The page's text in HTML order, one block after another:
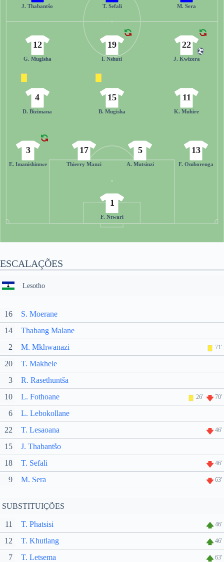
M. Sera
T. Sefali
J. Thabantṧo
1
F. Ntwari
3
E. Imanishimwe
17
Thierry Manzi
5
A. Mutsinzi
13
F. Omborenga
4
D. Bizimana
15
B. Mugisha
11
K. Muhire
12
G. Mugisha
19
I. Nshuti
22
J. Kwizera
ESCALAÇÕES
Lesotho
16
S. Moerane
14
Thabang Malane
2
M. Mkhwanazi 71'
20
T. Makhele
3
R. Rasethuntša
10
L. Fothoane 26' 70'
6
L. Lebokollane
22
T. Lesaoana 46'
15
J. Thabantṧo
18
T. Sefali 46'
9 M. Sera 63'
SUBSTITUIÇÕES
11 T. Phatsisi 46'
12 T. Khutlang 46'
7 T. Letsema 63'